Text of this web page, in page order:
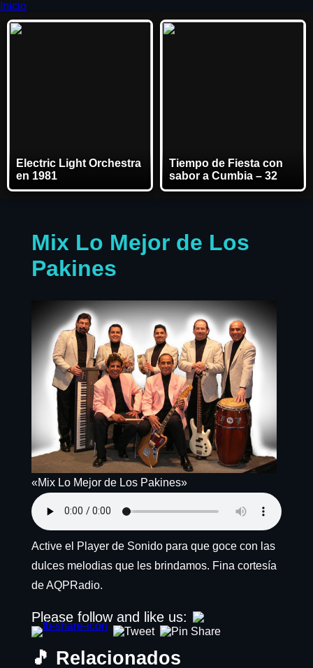
Inicio
Electric Light Orchestra
en 1981
Tiempo de Fiesta con
sabor a Cumbia – 32
Mix Lo Mejor de Los
Pakines
«Mix Lo Mejor de Los Pakines»
Active el Player de Sonido para que goce con las
dulces melodias que les brindamos. Fina cortesía
de AQPRadio.
Please follow and like us:
🎵 Relacionados